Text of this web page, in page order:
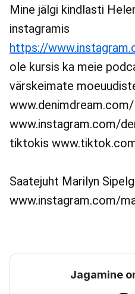
Mine jälgi kindlasti
instagramis
https://
ole kursis ka meie
värskeimate
www.instagram.com/
tiktokis
Saatejuht Marilyn
www.instagram.com/
Jagamine